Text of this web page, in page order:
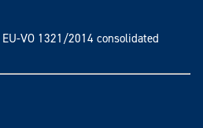
EU-VO 1321/2014 consolidated